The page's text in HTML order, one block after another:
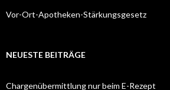
Vor-Ort-Apotheken-Stärkungsgesetz
NEUESTE BEITRÄGE
Chargenübermittlung nur beim E-Rezept